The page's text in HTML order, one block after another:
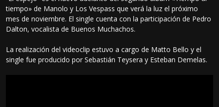
tiempo» de Manolo y Los Vespass que verá la luz el próximo
mes de noviembre. El single cuenta con la participación de Pedro
Dalton, vocalista de Buenos Muchachos.
La realización del videoclip estuvo a cargo de Matto Bello y el
single fue producido por Sebastián Teysera y Esteban Demelas.